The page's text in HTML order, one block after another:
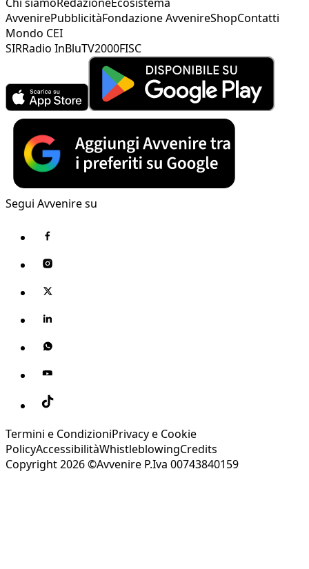
AvvenirePubblicitàFondazione AvvenireShopContatti
Mondo CEI
SIRRadio InBluTV2000FISC
Segui Avvenire su
Termini e CondizioniPrivacy e Cookie
PolicyAccessibilitàWhistleblowingCredits
Copyright 2026 ©Avvenire P.Iva 00743840159